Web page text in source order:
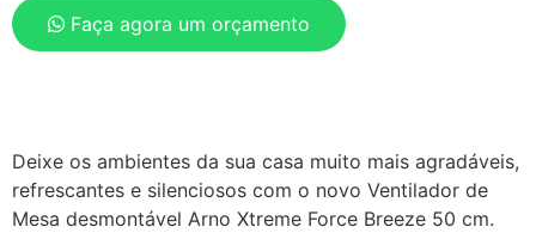
Faça agora um orçamento
Deixe os ambientes da sua casa muito mais agradáveis,
refrescantes e silenciosos com o novo Ventilador de
Mesa desmontável Arno Xtreme Force Breeze 50 cm.